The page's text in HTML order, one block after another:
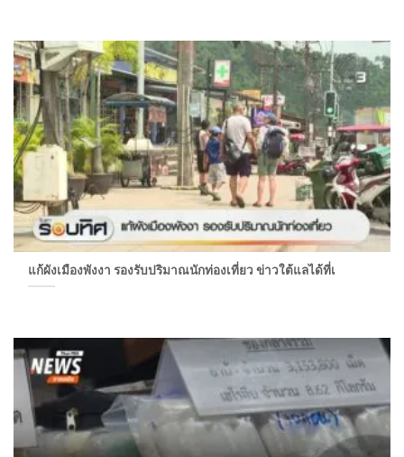
แก้ผังเมืองพังงา รองรับปริมาณนักท่องเที่ยว ข่าวใต้แลได้ที่เ